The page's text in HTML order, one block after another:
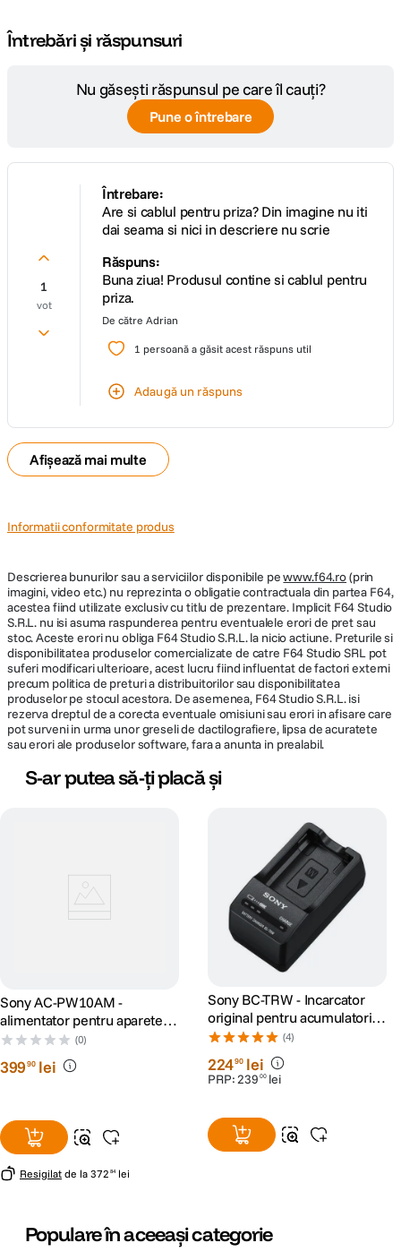
Întrebări și răspunsuri
Nu găsești răspunsul pe care îl cauți?
Pune o întrebare
1
vot
Întrebare:
Are si cablul pentru priza? Din imagine nu iti
dai seama si nici in descriere nu scrie
Răspuns:
Buna ziua! Produsul contine si cablul pentru
priza.
De către Adrian
1 persoană a găsit acest răspuns util
Adaugă un răspuns
Afișează mai multe
Informatii conformitate produs
Descrierea bunurilor sau a serviciilor disponibile pewww.f64.ro(prin
imagini, video etc.) nu reprezinta o obligatie contractuala din partea F64,
acestea fiind utilizate exclusiv cu titlu de prezentare. Implicit F64 Studio
S.R.L. nu isi asuma raspunderea pentru eventualele erori de pret sau
stoc. Aceste erori nu obliga F64 Studio S.R.L. la nicio actiune. Preturile si
disponibilitatea produselor comercializate de catre F64 Studio SRL pot
suferi modificari ulterioare, acest lucru fiind influentat de factori externi
precum politica de preturi a distribuitorilor sau disponibilitatea
produselor pe stocul acestora. De asemenea, F64 Studio S.R.L. isi
rezerva dreptul de a corecta eventuale omisiuni sau erori in afisare care
pot surveni in urma unor greseli de dactilografiere, lipsa de acuratete
sau erori ale produselor software, fara a anunta in prealabil.
S-ar putea să-ți placă și
Sony AC-PW10AM -
alimentator pentru aparetele
Sony A
(0)
39990 lei
Resigilat de la 372 84 lei
Sony BC-TRW - Incarcator
original pentru acumulatori
NP-FW50
(4)
22490 lei
PRP:239 00 lei
Populare în aceeași categorie